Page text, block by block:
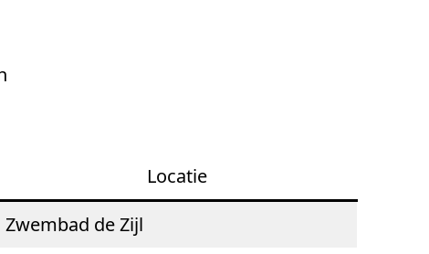
Locatie
Zwembad de Zijl